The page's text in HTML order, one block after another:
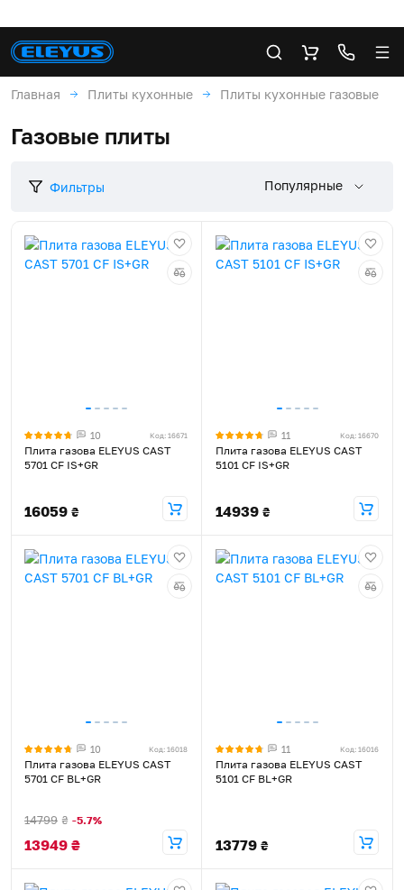
Главная Плиты кухонные Плиты кухонные газовые
Газовые плиты
Фильтры Популярные
10 Код: 16671
Плита газова ELEYUS CAST
5701 CF IS+GR
16059 ₴
11 Код: 16670
Плита газова ELEYUS CAST
5101 CF IS+GR
14939 ₴
10 Код: 16018
Плита газова ELEYUS CAST
5701 CF BL+GR
14799 ₴ -5.7%
13949 ₴
11 Код: 16016
Плита газова ELEYUS CAST
5101 CF BL+GR
13779 ₴